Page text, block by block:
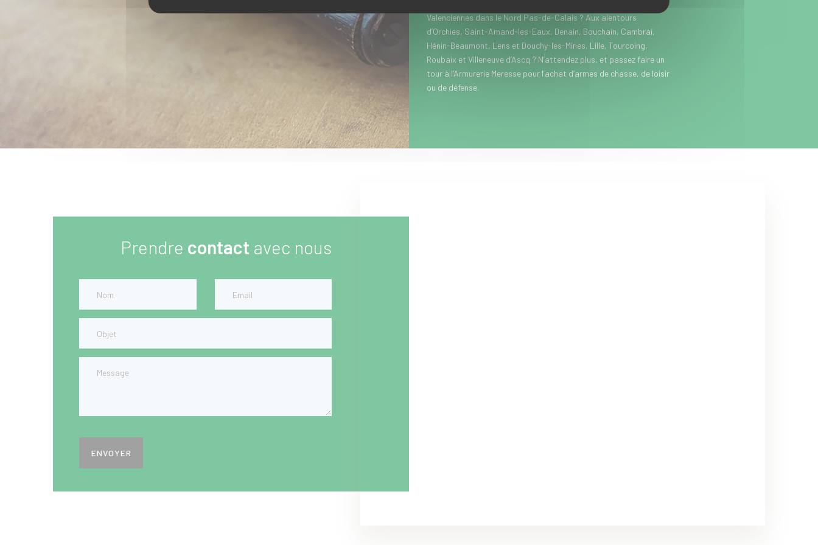
lunettes de chasse...). Vous habitez près de Somain, entre Douai et
Valenciennes dans le Nord Pas-de-Calais ? Aux alentours
d’Orchies, Saint-Amand-les-Eaux, Denain, Bouchain, Cambrai,
Hénin-Beaumont, Lens et Douchy-les-Mines, Lille, Tourcoing,
Roubaix et Villeneuve d’Ascq ? N’attendez plus, et passez faire un
tour à l’Armurerie Meresse pour l’achat d’armes de chasse, de loisir
ou de défense.
Prendre contact avec nous
ENVOYER